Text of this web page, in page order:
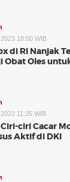
18:00 WIB
di RI Nanjak
Obat Oles
11:35 WIB
ciri Cacar
Aktif di DKI